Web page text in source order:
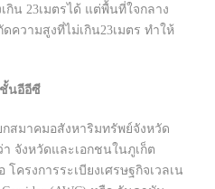
น 23เมตรได้ แต่พื้นที่ใจกลาง
ความสูงที่ไม่เกิน23เมตร ทำให้
นอีอีซี
สมาคมอสังหาริมทรัพย์จังหวัด
า จังหวัดและเอกชนในภูเก็ต
ครงการระเบียงเศรษฐกิจเวลเน